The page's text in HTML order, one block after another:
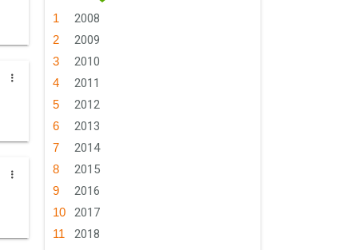
2008
2009
2010
2011
2012
2013
2014
2015
2016
2017
2018